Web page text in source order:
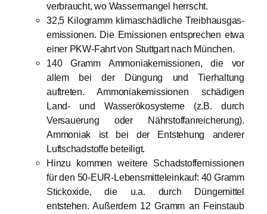
verbraucht, wo Wassermangel herrscht.
32,5 Kilogramm klimaschädliche Treibhausgas-
emissionen. Die Emissionen entsprechen etwa
einer PKW-Fahrt von Stuttgart nach München.
140 Gramm Ammoniakemissionen, die vor
allem bei der Düngung und Tierhaltung
auftreten. Ammoniakemissionen schädigen
Land- und Wasserökosysteme (z.B. durch
Versauerung oder Nährstoffanreicherung).
Ammoniak ist bei der Entstehung anderer
Luftschadstoffe beteiligt.
Hinzu kommen weitere Schadstoffemissionen
für den 50-EUR-Lebensmitteleinkauf: 40 Gramm
Stickoxide, die u.a. durch Düngemittel
entstehen. Außerdem 12 Gramm an Feinstaub